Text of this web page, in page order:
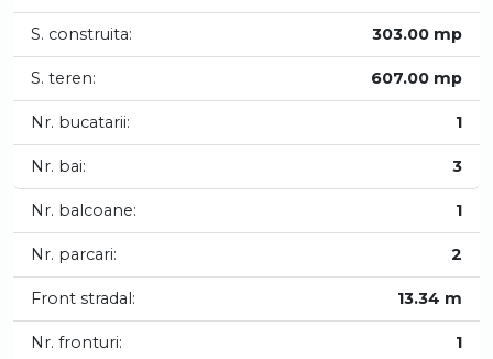
S. construita: 303.00 mp
S. teren: 607.00 mp
Nr. bucatarii: 1
Nr. bai: 3
Nr. balcoane: 1
Nr. parcari: 2
Front stradal: 13.34 m
Nr. fronturi: 1